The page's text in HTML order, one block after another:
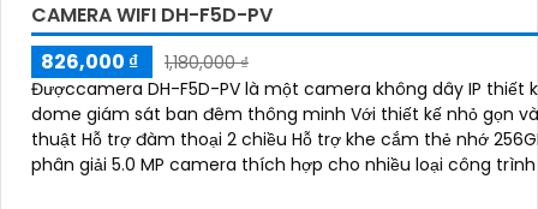
CAMERA WIFI DH-F5D-PV
826,000 ₫
1,180,000 ₫
Đượccamera DH-F5D-PV là một camera không dây IP thiết
dome giám sát ban đêm thông minh Với thiết kế nhỏ gọn
thuật Hỗ trợ đàm thoại 2 chiều Hỗ trợ khe cắm thẻ nhớ
phân giải 5.0 MP camera thích hợp cho nhiều loại công trình